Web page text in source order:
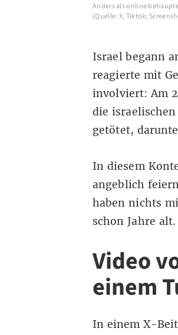
Anders als online
(Quelle: X, Tiktok;
Israel begann
reagierte mit
involviert: Am
die
getötet,
In diesem
angeblich
haben nichts
schon Jahre alt.
Video
einem
In einem X-